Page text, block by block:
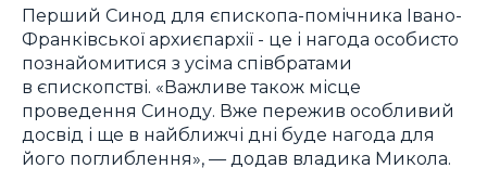
Перший Синод для єпископа-помічника Івано-
Франківської архиєпархії - це і нагода особисто
познайомитися з усіма співбратами
в єпископстві. «Важливе також місце
проведення Синоду. Вже пережив особливий
досвід і ще в найближчі дні буде нагода для
його поглиблення», — додав владика Микола.